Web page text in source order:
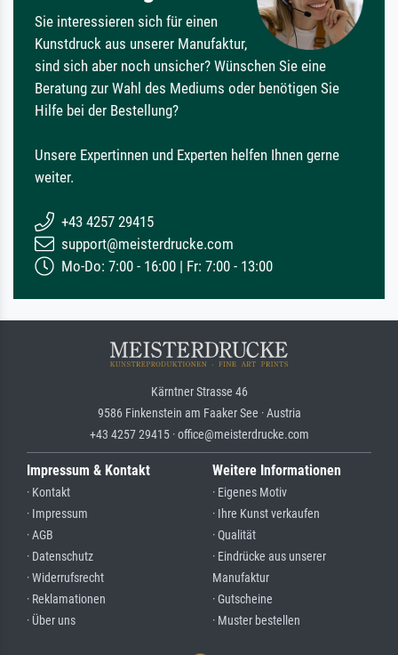
Sie interessieren sich für einen
Kunstdruck aus unserer Manufaktur,
sind sich aber noch unsicher? Wünschen Sie eine
Beratung zur Wahl des Mediums oder benötigen Sie
Hilfe bei der Bestellung?
Unsere Expertinnen und Experten helfen Ihnen gerne
weiter.
+43 4257 29415
support@meisterdrucke.com
Mo-Do: 7:00 - 16:00 | Fr: 7:00 - 13:00
Kärntner Strasse 46
9586 Finkenstein am Faaker See · Austria
+43 4257 29415 · office@meisterdrucke.com
Impressum & Kontakt
· Kontakt
· Impressum
· AGB
· Datenschutz
· Widerrufsrecht
· Reklamationen
· Über uns
Weitere Informationen
· Eigenes Motiv
· Ihre Kunst verkaufen
· Qualität
· Eindrücke aus unserer
Manufaktur
· Gutscheine
· Muster bestellen